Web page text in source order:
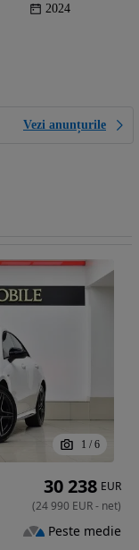
2024
Vezi anunțurile
1 / 6
30 238 EUR
(24 990 EUR- net)
Peste medie